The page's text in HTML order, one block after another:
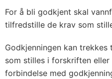
For å bli godkjent skal
tilfredstille de krav som
Godkjenningen kan
som stilles i forskriften
forbindelse med